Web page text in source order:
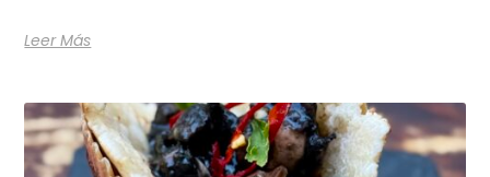
Leer Más